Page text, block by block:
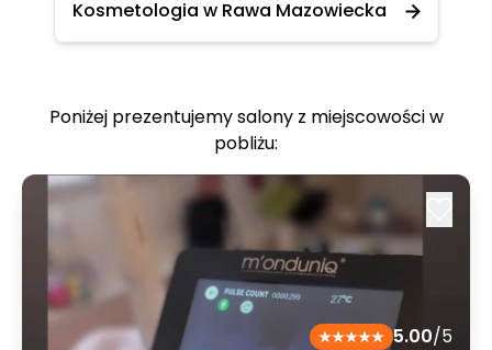
Kosmetologia w Rawa Mazowiecka
Poniżej prezentujemy salony z miejscowości w
pobliżu:
5.00/5